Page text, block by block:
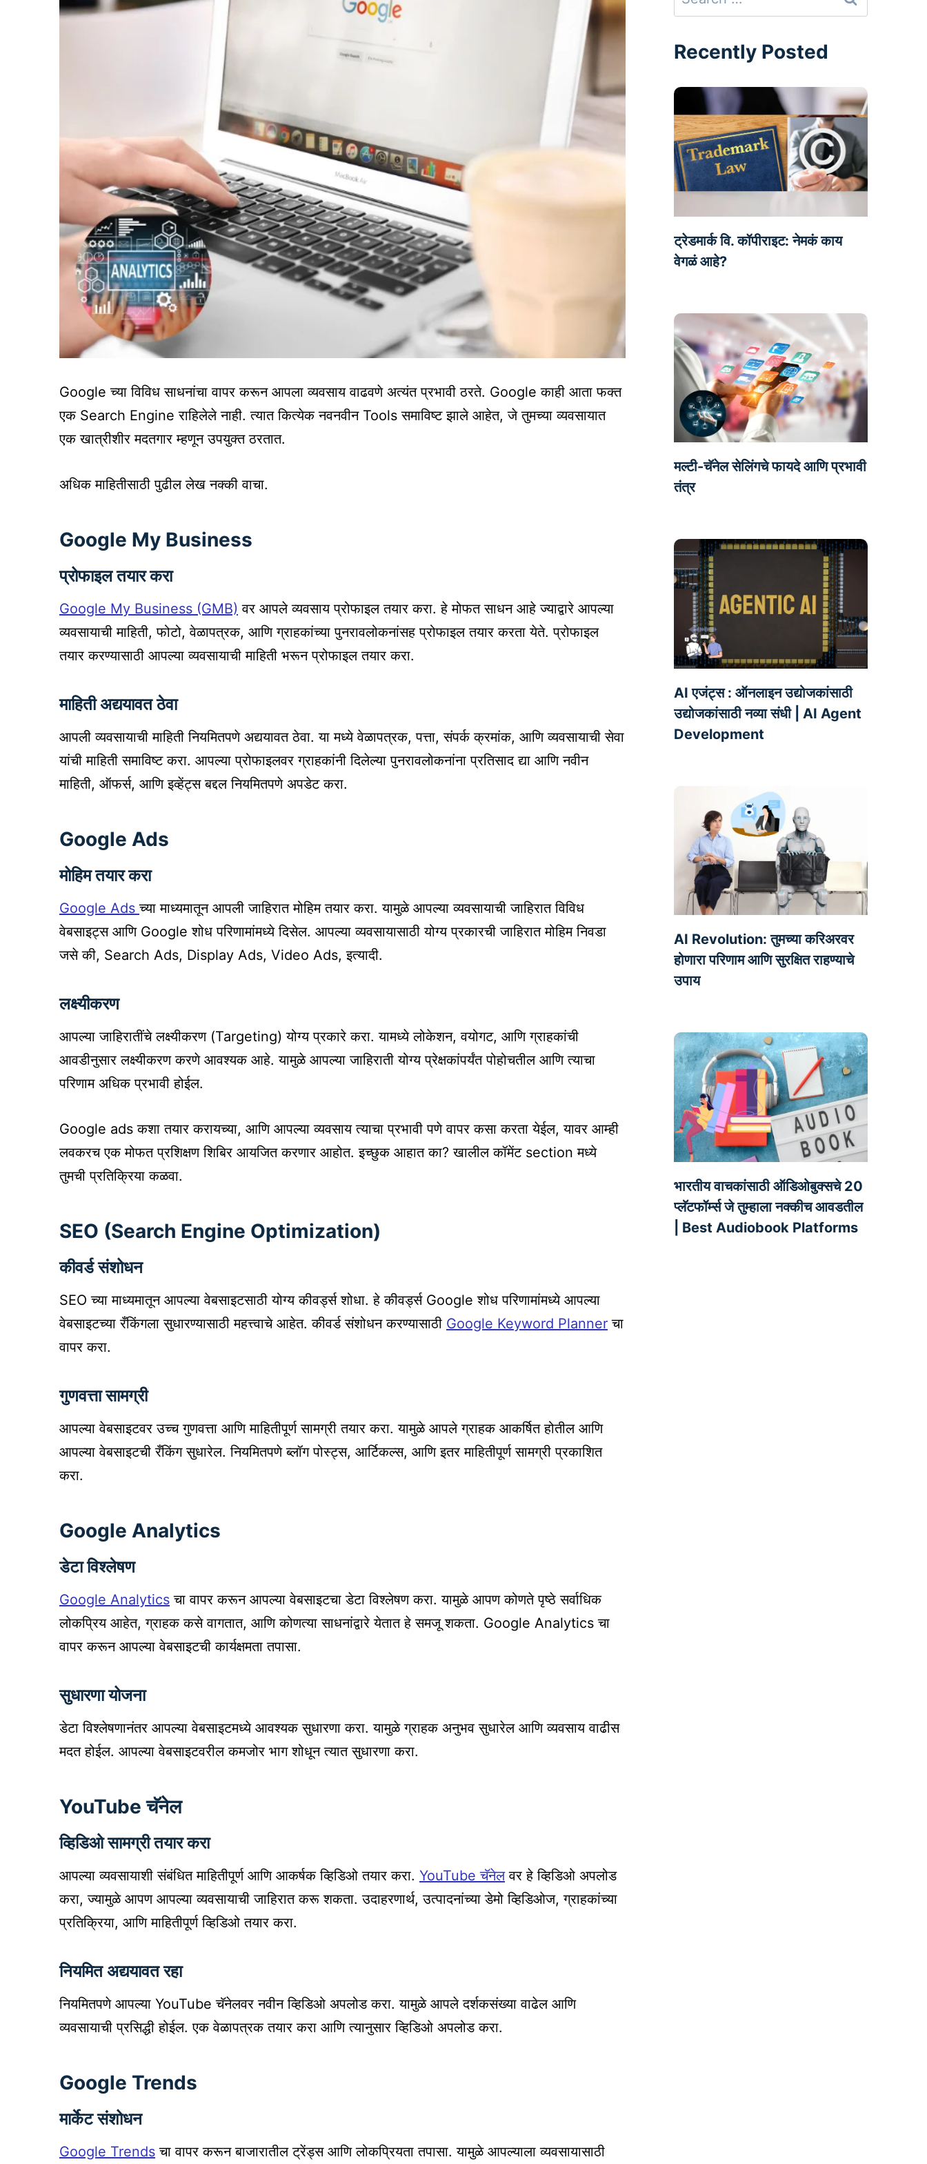
Google च्या विविध साधनांचा वापर करून आपला व्यवसाय वाढवणे अत्यंत प्रभावी ठरते. Google काही आता फक्त
एक Search Engine राहिलेले नाही. त्यात कित्येक नवनवीन Tools समाविष्ट झाले आहेत, जे तुमच्या व्यवसायात
एक खात्रीशीर मदतगार म्हणून उपयुक्त ठरतात.
अधिक माहितीसाठी पुढील लेख नक्की वाचा.
Google My Business
प्रोफाइल तयार करा
Google My Business (GMB) वर आपले व्यवसाय प्रोफाइल तयार करा. हे मोफत साधन आहे ज्याद्वारे आपल्या
व्यवसायाची माहिती, फोटो, वेळापत्रक, आणि ग्राहकांच्या पुनरावलोकनांसह प्रोफाइल तयार करता येते. प्रोफाइल
तयार करण्यासाठी आपल्या व्यवसायाची माहिती भरून प्रोफाइल तयार करा.
माहिती अद्ययावत ठेवा
आपली व्यवसायाची माहिती नियमितपणे अद्ययावत ठेवा. या मध्ये वेळापत्रक, पत्ता, संपर्क क्रमांक, आणि व्यवसायाची सेवा
यांची माहिती समाविष्ट करा. आपल्या प्रोफाइलवर ग्राहकांनी दिलेल्या पुनरावलोकनांना प्रतिसाद द्या आणि नवीन
माहिती, ऑफर्स, आणि इव्हेंट्स बद्दल नियमितपणे अपडेट करा.
Google Ads
मोहिम तयार करा
Google Adsच्या माध्यमातून आपली जाहिरात मोहिम तयार करा. यामुळे आपल्या व्यवसायाची जाहिरात विविध
वेबसाइट्स आणि Google शोध परिणामांमध्ये दिसेल. आपल्या व्यवसायासाठी योग्य प्रकारची जाहिरात मोहिम निवडा
जसे की, Search Ads, Display Ads, Video Ads, इत्यादी.
लक्ष्यीकरण
आपल्या जाहिरातींचे लक्ष्यीकरण (Targeting) योग्य प्रकारे करा. यामध्ये लोकेशन, वयोगट, आणि ग्राहकांची
आवडीनुसार लक्ष्यीकरण करणे आवश्यक आहे. यामुळे आपल्या जाहिराती योग्य प्रेक्षकांपर्यंत पोहोचतील आणि त्याचा
परिणाम अधिक प्रभावी होईल.
Google ads कशा तयार करायच्या, आणि आपल्या व्यवसाय त्याचा प्रभावी पणे वापर कसा करता येईल, यावर आम्ही
लवकरच एक मोफत प्रशिक्षण शिबिर आयजित करणार आहोत. इच्छुक आहात का? खालील कॉमेंट section मध्ये
तुमची प्रतिक्रिया कळवा.
SEO (Search Engine Optimization)
कीवर्ड संशोधन
SEO च्या माध्यमातून आपल्या वेबसाइटसाठी योग्य कीवर्ड्स शोधा. हे कीवर्ड्स Google शोध परिणामांमध्ये आपल्या
वेबसाइटच्या रँकिंगला सुधारण्यासाठी महत्त्वाचे आहेत. कीवर्ड संशोधन करण्यासाठी Google Keyword Planner चा
वापर करा.
गुणवत्ता सामग्री
आपल्या वेबसाइटवर उच्च गुणवत्ता आणि माहितीपूर्ण सामग्री तयार करा. यामुळे आपले ग्राहक आकर्षित होतील आणि
आपल्या वेबसाइटची रँकिंग सुधारेल. नियमितपणे ब्लॉग पोस्ट्स, आर्टिकल्स, आणि इतर माहितीपूर्ण सामग्री प्रकाशित
करा.
Google Analytics
डेटा विश्लेषण
Google Analytics चा वापर करून आपल्या वेबसाइटचा डेटा विश्लेषण करा. यामुळे आपण कोणते पृष्ठे सर्वाधिक
लोकप्रिय आहेत, ग्राहक कसे वागतात, आणि कोणत्या साधनांद्वारे येतात हे समजू शकता. Google Analytics चा
वापर करून आपल्या वेबसाइटची कार्यक्षमता तपासा.
सुधारणा योजना
डेटा विश्लेषणानंतर आपल्या वेबसाइटमध्ये आवश्यक सुधारणा करा. यामुळे ग्राहक अनुभव सुधारेल आणि व्यवसाय वाढीस
मदत होईल. आपल्या वेबसाइटवरील कमजोर भाग शोधून त्यात सुधारणा करा.
YouTube चॅनेल
व्हिडिओ सामग्री तयार करा
आपल्या व्यवसायाशी संबंधित माहितीपूर्ण आणि आकर्षक व्हिडिओ तयार करा. YouTube चॅनेलवर हे व्हिडिओ अपलोड
करा, ज्यामुळे आपण आपल्या व्यवसायाची जाहिरात करू शकता. उदाहरणार्थ, उत्पादनांच्या डेमो व्हिडिओज, ग्राहकांच्या
प्रतिक्रिया, आणि माहितीपूर्ण व्हिडिओ तयार करा.
नियमित अद्ययावत रहा
नियमितपणे आपल्या YouTube चॅनेलवर नवीन व्हिडिओ अपलोड करा. यामुळे आपले दर्शकसंख्या वाढेल आणि
व्यवसायाची प्रसिद्धी होईल. एक वेळापत्रक तयार करा आणि त्यानुसार व्हिडिओ अपलोड करा.
Google Trends
मार्केट संशोधन
Google Trends चा वापर करून बाजारातील ट्रेंड्स आणि लोकप्रियता तपासा. यामुळे आपल्याला व्यवसायासाठी
for:
Recently Posted
ट्रेडमार्क वि. कॉपीराइट: नेमकं काय
वेगळं आहे?
मल्टी-चॅनेल सेलिंगचे फायदे आणि प्रभावी
तंत्र
AI एजंट्स : ऑनलाइन उद्योजकांसाठी
उद्योजकांसाठी नव्या संधी | AI Agent
Development
AI Revolution: तुमच्या करिअरवर
होणारा परिणाम आणि सुरक्षित राहण्याचे
उपाय
भारतीय वाचकांसाठी ऑडिओबुक्सचे 20
प्लॅटफॉर्म्स जे तुम्हाला नक्कीच आवडतील
| Best Audiobook Platforms